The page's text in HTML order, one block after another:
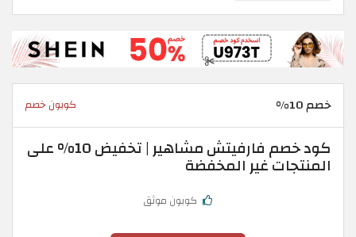
خصم 10% كوبون خصم
كود خصم فارفيتش مشاهير | تخفيض 10% على
المنتجات غير المخفضة
كوبون موثق